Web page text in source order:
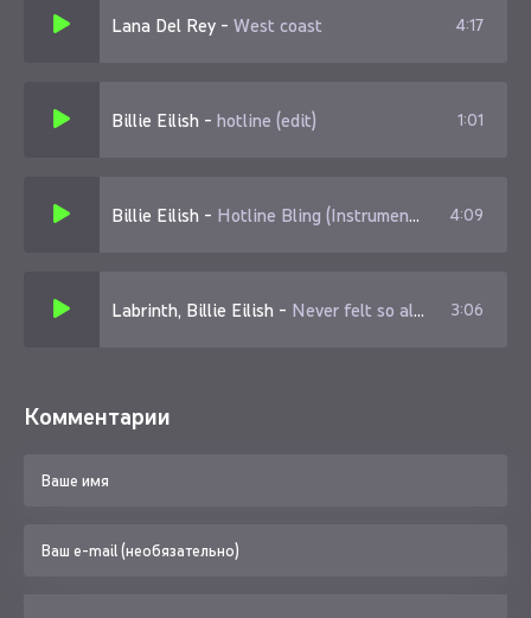
Lana Del Rey - West coast 4:17
Billie Eilish - hotline (edit) 1:01
Billie Eilish - Hotline Bling (Instrumental TikTok Version Looped) 4:09
Labrinth, Billie Eilish - Never felt so alone 3:06
Комментарии